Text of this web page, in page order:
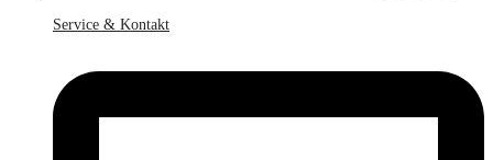
Service & Kontakt